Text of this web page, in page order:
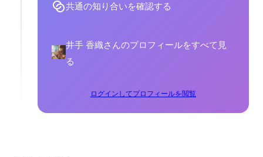
共通の知り合いを確認する
井手 香織さんのプロフィールをすべて見
る
ログインしてプロフィールを閲覧